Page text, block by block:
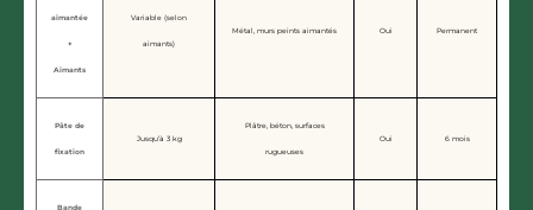
aimantée
+
Aimants
Variable (selon
aimants)
Métal, murs peints aimantés Oui Permanent
Pâte de
fixation
Jusqu’à 3 kg
Plâtre, béton, surfaces
rugueuses
Oui 6 mois
Bande